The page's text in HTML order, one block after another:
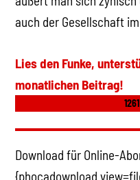
auch der Gesellschaft
Lies den Funke,
monatlichen Beitrag!
Download für Online-
{phocadownload